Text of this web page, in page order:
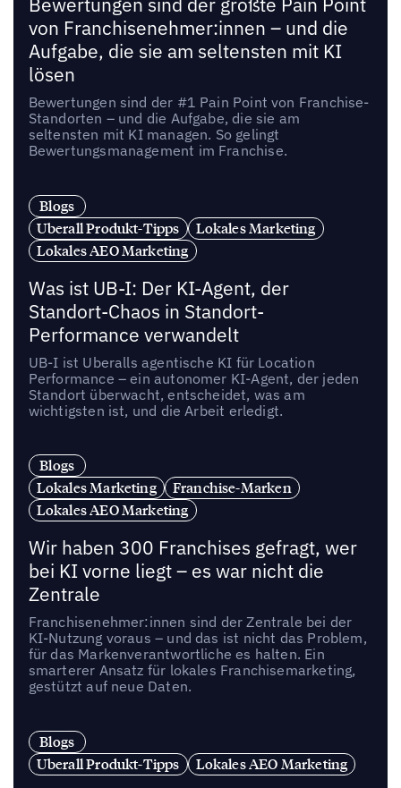
von Franchisenehmer:innen – und die
Aufgabe, die sie am seltensten mit KI
lösen
Bewertungen sind der #1 Pain Point von Franchise-
Standorten – und die Aufgabe, die sie am
seltensten mit KI managen. So gelingt
Bewertungsmanagement im Franchise.
Blogs
Uberall Produkt-Tipps
Lokales Marketing
Lokales AEO Marketing
Was ist UB-I: Der KI-Agent, der
Standort-Chaos in Standort-
Performance verwandelt
UB-I ist Uberalls agentische KI für Location
Performance – ein autonomer KI-Agent, der jeden
Standort überwacht, entscheidet, was am
wichtigsten ist, und die Arbeit erledigt.
Blogs
Lokales Marketing
Franchise-Marken
Lokales AEO Marketing
Wir haben 300 Franchises gefragt, wer
bei KI vorne liegt – es war nicht die
Zentrale
Franchisenehmer:innen sind der Zentrale bei der
KI-Nutzung voraus – und das ist nicht das Problem,
für das Markenverantwortliche es halten. Ein
smarterer Ansatz für lokales Franchisemarketing,
gestützt auf neue Daten.
Blogs
Uberall Produkt-Tipps
Lokales AEO Marketing